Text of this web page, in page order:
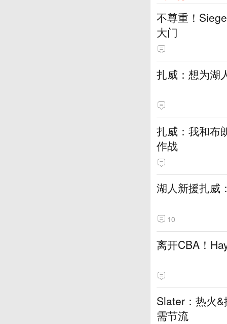
不尊重！
大门
扎威：想为湖
扎威：我和布
作战
湖人新援扎威
10
离开CBA！
Slater：热火
需节流